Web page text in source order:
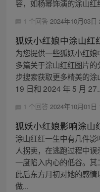
容，如杨幂饰演的涂山
1 个回答 2024年10月03日
狐妖小红娘中涂山红
为您提供一些狐妖小红
多篇关于涂山红红图片
步搜索获取更多精美的
19 日和 2024 年 5 月
1 个回答 2024年10月01日
狐妖小红娘影响涂山
涂山红红一生中有几件
人拐卖，在逃跑过程中
一度陷入内心的低谷。其
此后东方月初对她的感
做...